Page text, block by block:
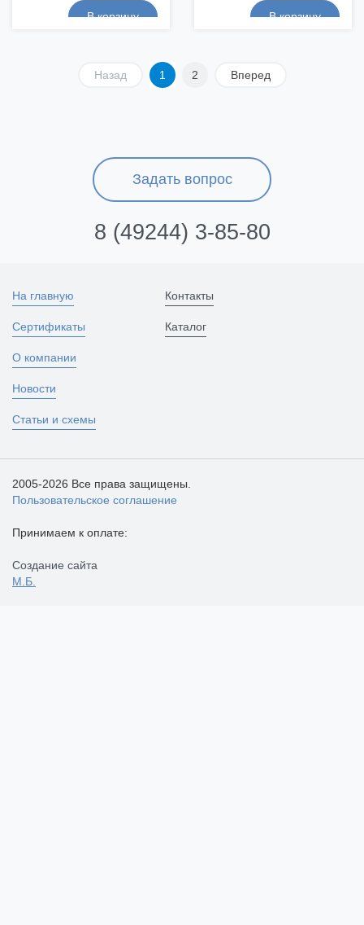
Назад 1 2 Вперед
Задать вопрос
8 (49244) 3-85-80
На главную
Сертификаты
О компании
Новости
Статьи и схемы
Контакты
Каталог
2005-2026 Все права защищены.
Пользовательское соглашение
Принимаем к оплате:
Создание сайта
М.Б.